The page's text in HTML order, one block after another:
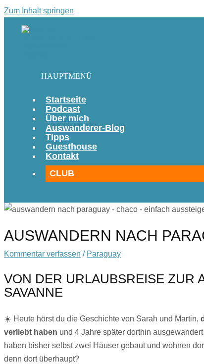
Zum Inhalt springen
HAUPTMENÜ
Startseite
Podcast
Über mich
Auswanderer-Blog
Tipps
Guesthouse
Kontakt
CLUB
AUSWANDERN NACH
Kommentar verfassen / Paraguay
VON DER URLAUBSREISE ZUR
SAVANNE
☀️ Heute hörst du die Geschichte von Sarah und Martin,
verliebt haben und 4 Jahre später dorthin
haben bisher selbst zwei Häuser gebaut und wohnen
denn dort überhaupt?